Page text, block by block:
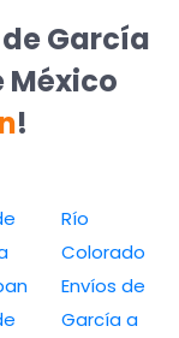
García
México
!
Río
Colorado
Envíos de
García a